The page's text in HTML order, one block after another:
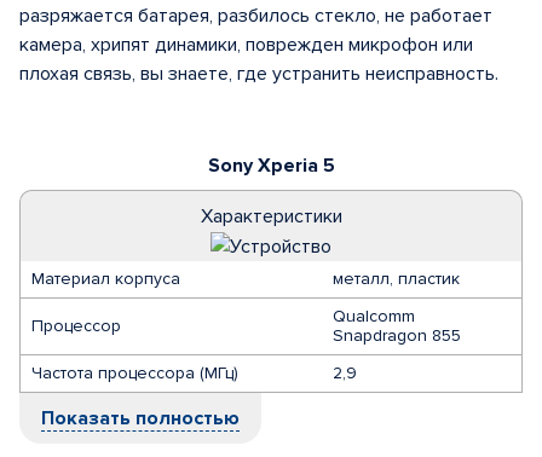
Sony Xperia 5
Характеристики
Материал корпуса металл, пластик
Процессор
Qualcomm
Snapdragon 855
Частота процессора (МГц)
2,9
Показать полностью
разряжается батарея, разбилось стекло, не работает
камера, хрипят динамики, поврежден микрофон или
плохая связь, вы знаете, где устранить неисправность.